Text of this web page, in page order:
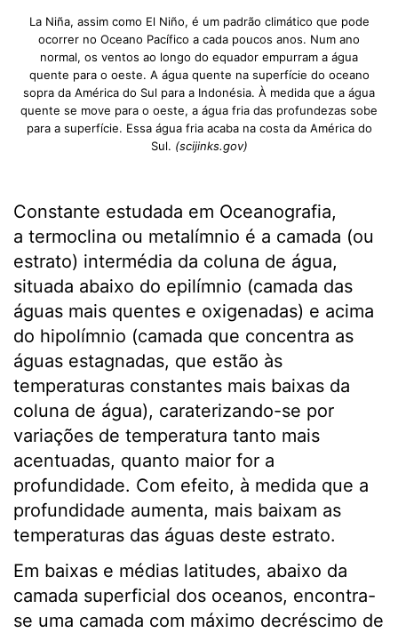
La Niña, assim como El Niño, é um padrão climático que pode
ocorrer no Oceano Pacífico a cada poucos anos. Num ano
normal, os ventos ao longo do equador empurram a água
quente para o oeste. A água quente na superfície do oceano
sopra da América do Sul para a Indonésia. À medida que a água
quente se move para o oeste, a água fria das profundezas sobe
para a superfície. Essa água fria acaba na costa da América do
Sul. (scijinks.gov)
Constante estudada em Oceanografia,
a termoclina ou metalímnio é a camada (ou
estrato) intermédia da coluna de água,
situada abaixo do epilímnio (camada das
águas mais quentes e oxigenadas) e acima
do hipolímnio (camada que concentra as
águas estagnadas, que estão às
temperaturas constantes mais baixas da
coluna de água), caraterizando-se por
variações de temperatura tanto mais
acentuadas, quanto maior for a
profundidade. Com efeito, à medida que a
profundidade aumenta, mais baixam as
temperaturas das águas deste estrato.
Em baixas e médias latitudes, abaixo da
camada superficial dos oceanos, encontra-
se uma camada com máximo decréscimo de